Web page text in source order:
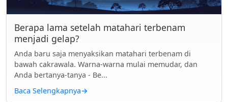
Berapa lama setelah matahari terbenam
menjadi gelap?
Anda baru saja menyaksikan matahari terbenam di
bawah cakrawala. Warna-warna mulai memudar, dan
Anda bertanya-tanya - Be...
Baca Selengkapnya→